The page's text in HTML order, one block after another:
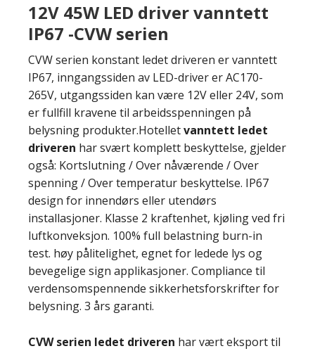
12V 45W LED driver vanntett
IP67 -CVW serien
CVW serien konstant ledet driveren er vanntett
IP67, inngangssiden av LED-driver er AC170-
265V, utgangssiden kan være 12V eller 24V, som
er fullfill kravene til arbeidsspenningen på
belysning produkter.Hotelletvanntett ledet
driveren har svært komplett beskyttelse, gjelder
også: Kortslutning / Over nåværende / Over
spenning / Over temperatur beskyttelse. IP67
design for innendørs eller utendørs
installasjoner. Klasse 2 kraftenhet, kjøling ved fri
luftkonveksjon. 100% full belastning burn-in
test. høy pålitelighet, egnet for ledede lys og
bevegelige sign applikasjoner. Compliance til
verdensomspennende sikkerhetsforskrifter for
belysning. 3 års garanti.
CVW serien ledet driveren har vært eksport til